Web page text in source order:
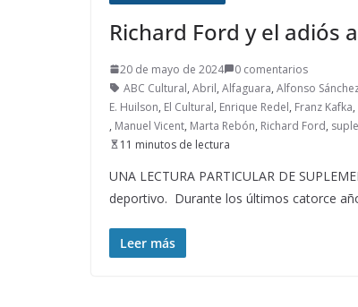
Richard Ford y el adiós
20 de mayo de 2024
0 comentarios
ABC Cultural, Abril, Alfaguara, Alfonso
E. Huilson, El Cultural, Enrique Redel, Franz Kafka,
, Manuel Vicent, Marta Rebón, Richard Ford,
11 minutos de lectura
UNA LECTURA PARTICULAR DE
deportivo. Durante los últimos catorce
Leer más